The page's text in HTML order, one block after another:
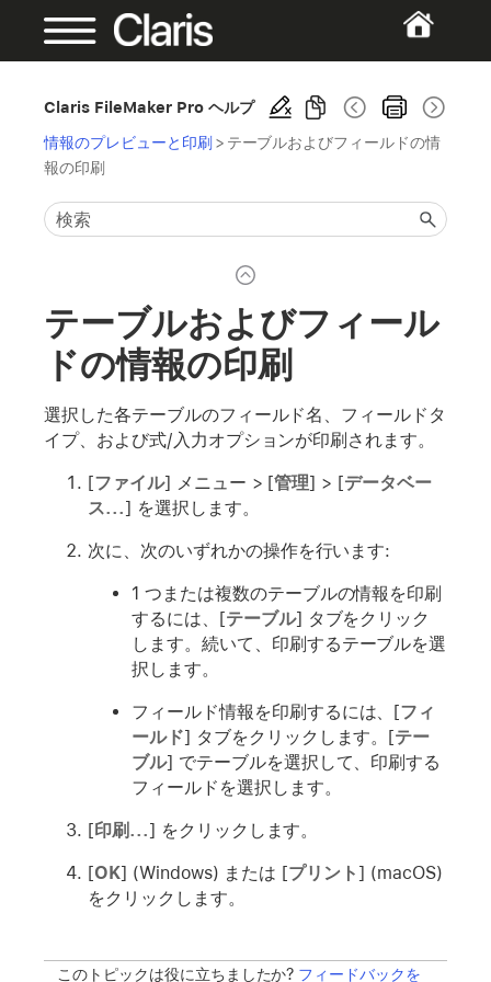
Claris FileMaker Pro ヘルプ
情報のプレビューと印刷 > テーブルおよびフィールドの情
報の印刷
テーブルおよびフィール
ドの情報の印刷
選択した各テーブルのフィールド名、フィールドタ
イプ、および式/入力オプションが印刷されます。
[ファイル] メニュー > [管理] > [データベー
ス...] を選択します。
次に、次のいずれかの操作を行います:
1 つまたは複数のテーブルの情報を印刷
するには、[テーブル] タブをクリック
します。続いて、印刷するテーブルを選
択します。
フィールド情報を印刷するには、[フィ
ールド] タブをクリックします。[テー
ブル] でテーブルを選択して、印刷する
フィールドを選択します。
[印刷...] をクリックします。
[OK] (Windows) または [プリント ] (macOS)
をクリックします。
このトピックは役に立ちましたか? フィードバックを